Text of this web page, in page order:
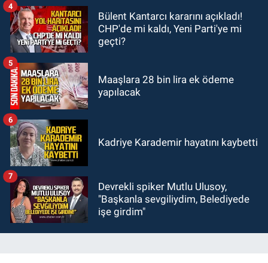
Bülent Kantarcı kararını açıkladı!
CHP'de mi kaldı, Yeni Parti'ye mi
geçti?
4
Maaşlara 28 bin lira ek ödeme
yapılacak
5
Kadriye Karademir hayatını kaybetti
6
Devrekli spiker Mutlu Ulusoy,
"Başkanla sevgiliydim, Belediyede
işe girdim"
7